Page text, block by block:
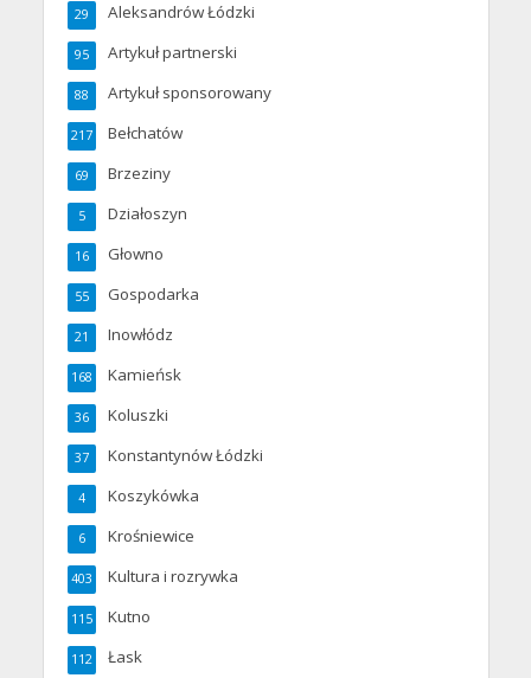
Aleksandrów Łódzki
29
Artykuł partnerski
95
Artykuł sponsorowany
88
Bełchatów
217
Brzeziny
69
Działoszyn
5
Głowno
16
Gospodarka
55
Inowłódz
21
Kamieńsk
168
Koluszki
36
Konstantynów Łódzki
37
Koszykówka
4
Krośniewice
6
Kultura i rozrywka
403
Kutno
115
Łask
112